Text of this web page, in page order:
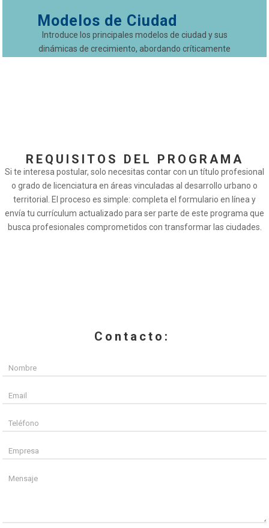
Modelos de Ciudad
Introduce los principales modelos de ciudad y sus
dinámicas de crecimiento, abordando críticamente
REQUISITOS DEL PROGRAMA
Si te interesa postular, solo necesitas contar con un título profesional
o grado de licenciatura en áreas vinculadas al desarrollo urbano o
territorial. El proceso es simple: completa el formulario en línea y
envía tu currículum actualizado para ser parte de este programa que
busca profesionales comprometidos con transformar las ciudades.
Contacto: